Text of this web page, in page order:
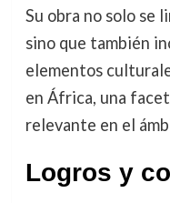
Su obra no solo se
sino que también
elementos
en África, una
relevante en el
Logros y